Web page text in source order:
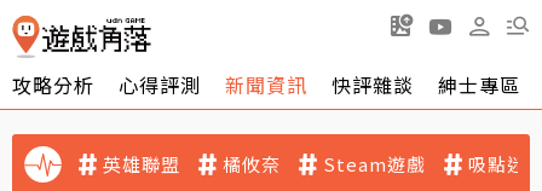
攻略分析 心得評測 新聞資訊 快評雜談 紳士專區
英雄聯盟 橘攸奈 Steam遊戲 吸點迷